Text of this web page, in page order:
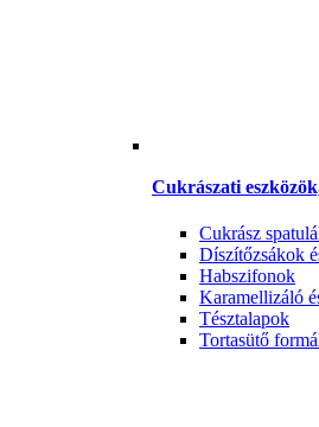
Cukrászati
Cukrász
Díszítőzsákok
Habszifonok
Karamellizáló
Tésztalapok
Tortasütő